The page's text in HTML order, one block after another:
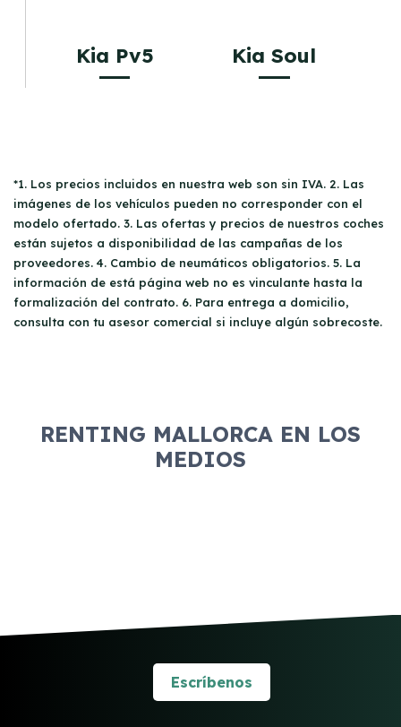
Kia Pv5 Kia Soul
*1. Los precios incluidos en nuestra web son sin IVA. 2. Las
imágenes de los vehículos pueden no corresponder con el
modelo ofertado. 3. Las ofertas y precios de nuestros coches
están sujetos a disponibilidad de las campañas de los
proveedores. 4. Cambio de neumáticos obligatorios. 5. La
información de está página web no es vinculante hasta la
formalización del contrato. 6. Para entrega a domicilio,
consulta con tu asesor comercial si incluye algún sobrecoste.
RENTING MALLORCA EN LOS
MEDIOS
Escríbenos